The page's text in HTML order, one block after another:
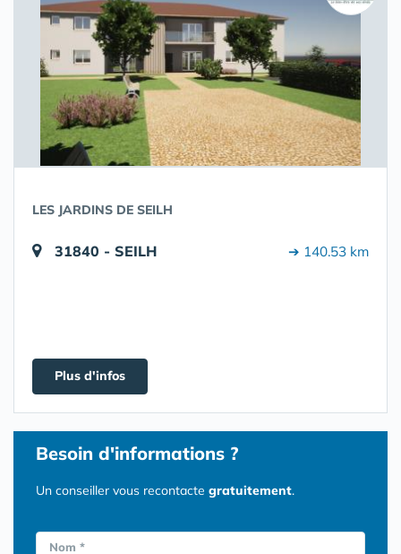
LES JARDINS DE SEILH
31840 - SEILH ➔ 140.53 km
Plus d'infos
Besoin d'informations ?
Un conseiller vous recontacte gratuitement.
Nom *